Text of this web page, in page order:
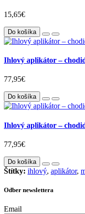
15,65€
Do košíka
Ihlový aplikátor –
77,95€
Do košíka
Ihlový aplikátor –
77,95€
Do košíka
Štítky: ihlový, aplikátor,
Odber newslettera
Email